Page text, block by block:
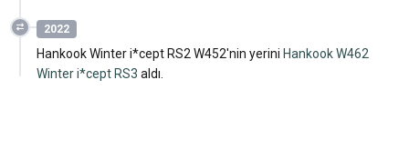
2022
Hankook Winter i*cept RS2 W452'nin yerini Hankook W462
Winter i*cept RS3 aldı.